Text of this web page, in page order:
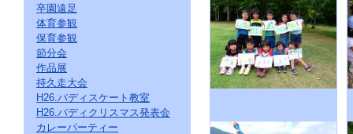
卒園遠足
体育参観
保育参観
節分会
作品展
持久走大会
H26.バディスケート教室
H26.バディクリスマス発表会
カレーパーティー